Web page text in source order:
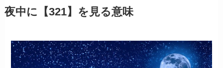
夜中に【321】を見る意味